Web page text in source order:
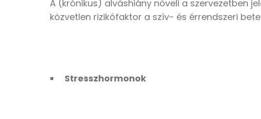
A (krónikus) alváshiány növeli a szervezetben
közvetlen rizikófaktor a szív- és érrendszeri
Stresszhormonok